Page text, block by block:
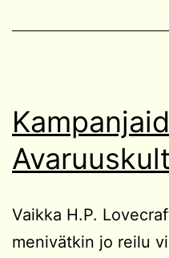
Vaikka H.P.
menivätkin jo reilu